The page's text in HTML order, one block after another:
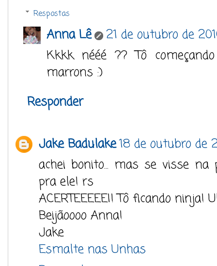
Respostas
Anna Lê
21 de outubro de
Kkkk nééé ?? Tô
marrons :)
Responder
Jake Badulake18 de outubro de
achei bonito... mas se visse
pra ele! rs
ACERTEEEEEI! Tô ficando ninja!
Beijãoooo Anna!
Jake
Esmalte nas Unhas